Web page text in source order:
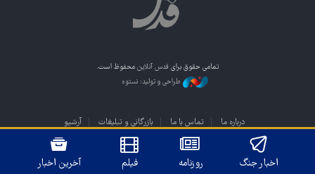
تمامی حقوق برای قدس آنلاین محفوظ است.
طراحی و تولید: نستوه
درباره ما تماس با ما بازرگانی و تبلیغات آرشیو
اخبار جنگ روزنامه فیلم آخرین اخبار